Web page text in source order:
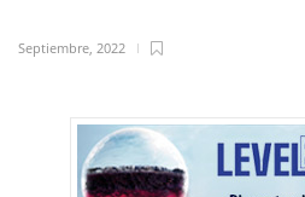
Septiembre, 2022